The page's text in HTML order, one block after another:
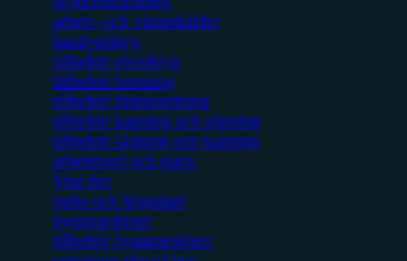
arbets- och värmekläder
handverktyg
tillbehör elverktyg
tillbehör borrning
tillbehör fästanordning
tillbehör kapning och slipning
tillbehör sågning och kapning
arbetsbord och stativ
Visa fler
radio och högtalare
byggmaskiner
tillbehör byggmaskiner